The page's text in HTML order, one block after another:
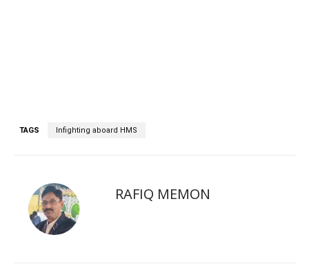
TAGS Infighting aboard HMS
RAFIQ MEMON